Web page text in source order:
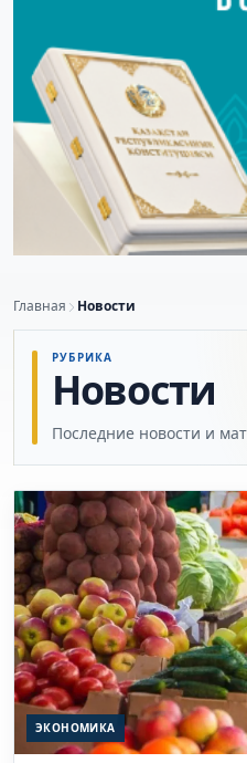
Главная Новости
РУБРИКА
Новости
Последние новости и
ЭКОНОМИКА